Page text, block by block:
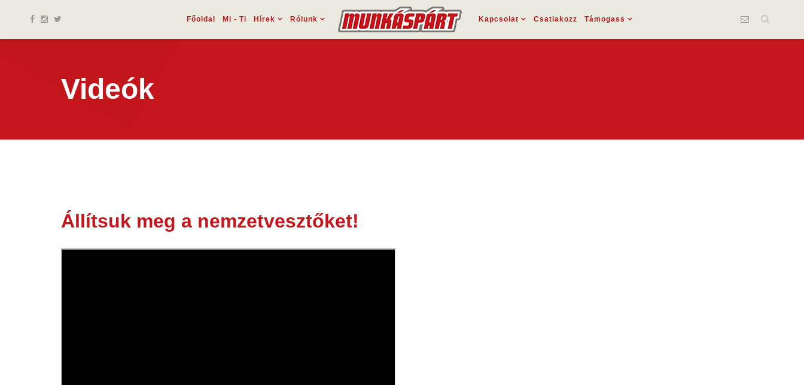
Főoldal Mi - Ti Hírek Rólunk Kapcsolat Csatlakozz Támogass
Videók
19 jún.
2026
Állítsuk meg a nemzetvesztőket!